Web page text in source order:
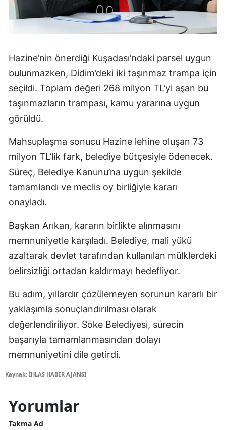
Hazine’nin önerdiği Kuşadası’ndaki parsel uygun
bulunmazken, Didim’deki iki taşınmaz trampa için
seçildi. Toplam değeri 268 milyon TL’yi aşan bu
taşınmazların trampası, kamu yararına uygun
görüldü.
Mahsuplaşma sonucu Hazine lehine oluşan 73
milyon TL’lik fark, belediye bütçesiyle ödenecek.
Süreç, Belediye Kanunu’na uygun şekilde
tamamlandı ve meclis oy birliğiyle kararı
onayladı.
Başkan Arıkan, kararın birlikte alınmasını
memnuniyetle karşıladı. Belediye, mali yükü
azaltarak devlet tarafından kullanılan mülklerdeki
belirsizliği ortadan kaldırmayı hedefliyor.
Bu adım, yıllardır çözülemeyen sorunun kararlı bir
yaklaşımla sonuçlandırılması olarak
değerlendiriliyor. Söke Belediyesi, sürecin
başarıyla tamamlanmasından dolayı
memnuniyetini dile getirdi.
Kaynak: İHLAS HABER AJANSI
Yorumlar
Takma Ad